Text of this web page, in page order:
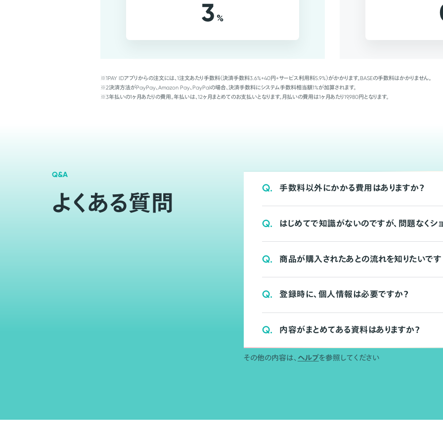
3 %
※1PAY IDアプリからの注文には、1注文あたり手数料（決済手数料3.6%+40円+サービス利用料5.9%）がかかります。BASEの手数料はかかりません。
※2決済方法がPayPay、Amazon Pay、PayPalの場合、決済手数料にシステム手数料相当額1%が加算されます。
※3年払いの1ヶ月あたりの費用。年払いは、12ヶ月まとめてのお支払いとなります。月払いの費用は1ヶ月あたり19,980円となります。
Q&A
よくある質問
Q. 手数料以外にかかる費用はありますか？
Q. はじめてで知識がないのですが、問題なくシ
Q. 商品が購入されたあとの流れを知りたいです
Q. 登録時に、個人情報は必要ですか？
Q. 内容がまとめてある資料はありますか？
その他の内容は、 ヘルプを参照してください